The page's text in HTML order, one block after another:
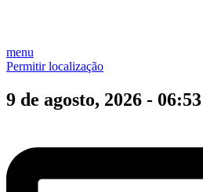
menu
Permitir localização
9 de agosto, 2026 - 06:53